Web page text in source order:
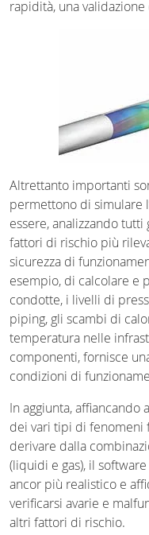
rapidità, una
Altrettanto importanti
permettono di simulare
essere, analizzando
fattori di rischio più
sicurezza di
esempio, di calcolare e
condotte, i livelli di
piping, gli scambi di
temperatura nelle
componenti, fornisce
condizioni di
In aggiunta, affiancando
dei vari tipi di fenomeni
derivare dalla
(liquidi e gas), il
ancor più realistico e
verificarsi avarie e
altri fattori di rischio.